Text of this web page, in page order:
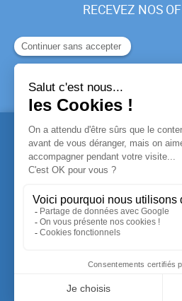
RECEVEZ NOS
PRODUITS
Promotions
Nouveaux produits